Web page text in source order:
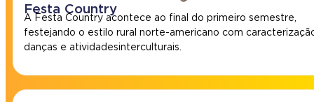
Festa Country
A Festa Country acontece ao final do primeiro semestre,
festejando o estilo rural norte-americano com
danças e atividades interculturais.